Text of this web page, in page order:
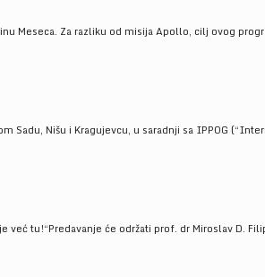
Meseca. Za razliku od misija Apollo, cilj ovog
Sadu, Nišu i Kragujevcu, u saradnji sa IPPOG
tu!“Predavanje će održati prof. dr Miroslav D.